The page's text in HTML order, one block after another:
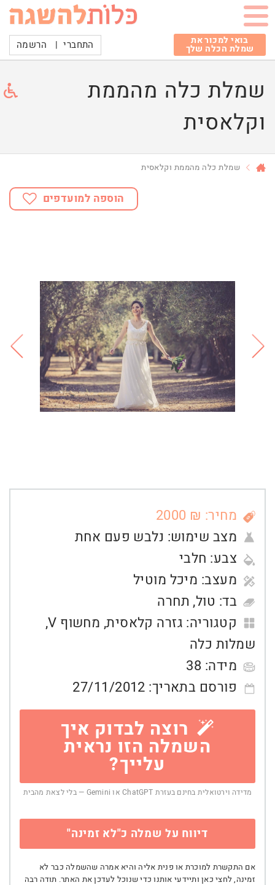
בואי למכור את
שמלת הכלה שלך התחברי | הרשמה
שמלת כלה מהממת
וקלאסית
שמלת כלה מהממת וקלאסית
הוספה למועדפים
מחיר: ₪ 2000
מצב שימוש: נלבש פעם אחת
צבע: חלבי
מעצב: מיכל מוטיל
בד: טול, תחרה
קטגוריה: גזרה קלאסית, מחשוף V
,
שמלות כלה
מידה: 38
פורסם בתאריך: 27/11/2012
רוצה לבדוק איך
השמלה הזו נראית
עלייך?
מדידה וירטואלית בחינם בעזרת ChatGPT או Gemini — בלי לצאת מהבית
דיווח על שמלה כ"לא זמינה"
אם התקשרת למוכרת או פנית אליה והיא אמרה שהשמלה כבר לא
זמינה, לחצי כאן ותיידעי אותנו כדי שנוכל לעדכן את האתר. תודה רבה